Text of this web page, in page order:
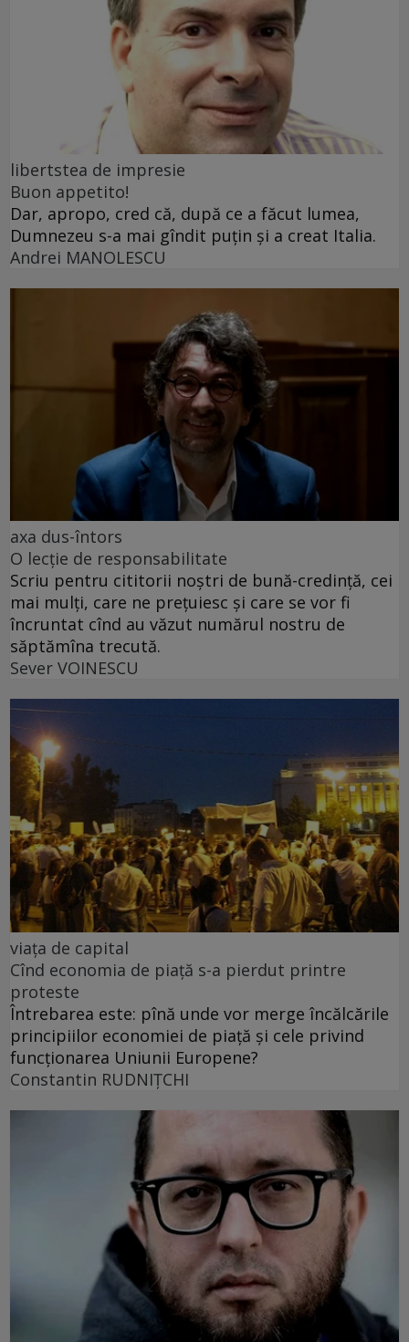
libertstea de impresie
Buon appetito!
Dar, apropo, cred că, după ce a făcut lumea,
Dumnezeu s-a mai gîndit puțin și a creat Italia.
Andrei MANOLESCU
axa dus-întors
O lecție de responsabilitate
Scriu pentru cititorii noștri de bună-credință, cei
mai mulți, care ne prețuiesc și care se vor fi
încruntat cînd au văzut numărul nostru de
săptămîna trecută.
Sever VOINESCU
viața de capital
Cînd economia de piață s-a pierdut printre
proteste
Întrebarea este: pînă unde vor merge încălcările
principiilor economiei de piață și cele privind
funcționarea Uniunii Europene?
Constantin RUDNIŢCHI